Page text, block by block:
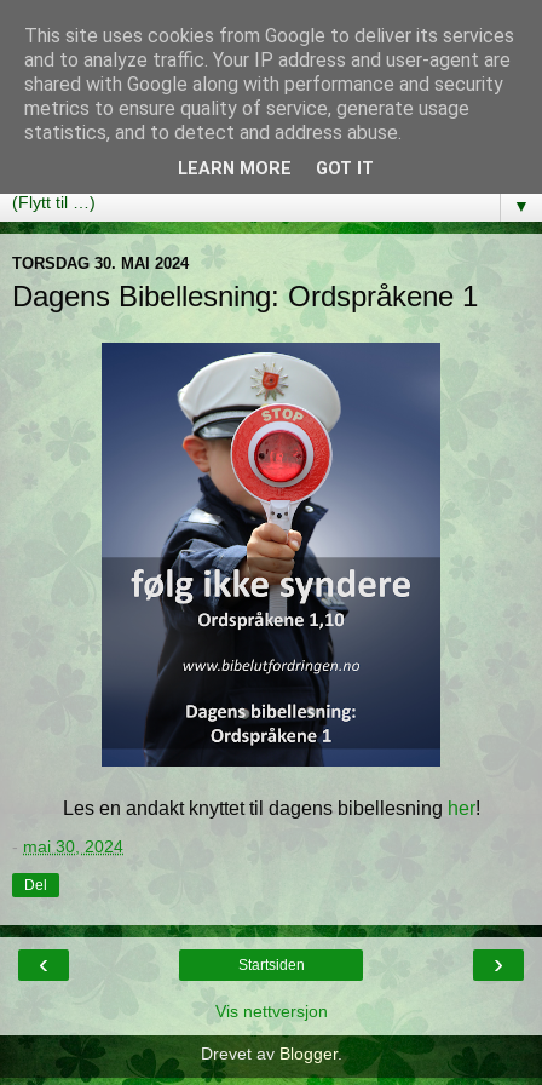
Bibelutfordringen
En bibelleseplan som hjelper deg med å lese gjennom hele
Bibelen på ett år!
▼
TORSDAG 30. MAI 2024
Dagens Bibellesning: Ordspråkene 1
Les en andakt knyttet til dagens bibellesning her!
- mai 30, 2024
Del
‹ ›
Startsiden
Vis nettversjon
Drevet av Blogger.
This site uses cookies from Google to deliver its services
and to analyze traffic. Your IP address and user-agent are
shared with Google along with performance and security
metrics to ensure quality of service, generate usage
statistics, and to detect and address abuse.
LEARN MORE GOT IT